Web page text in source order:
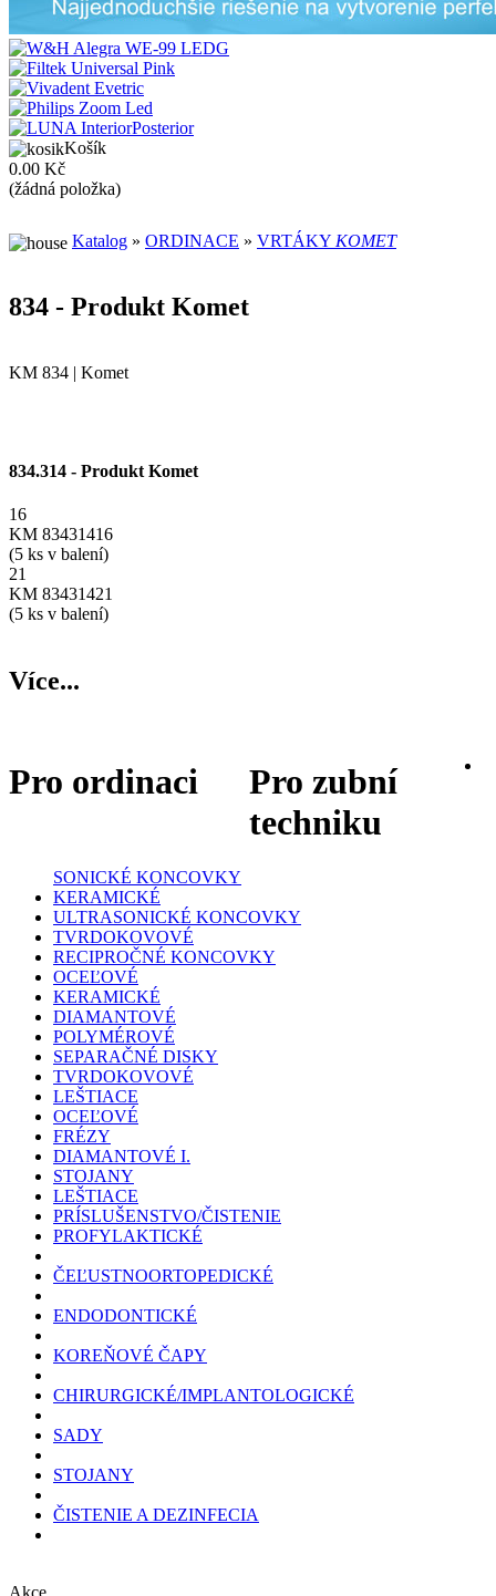
Košík
0.00 Kč
(žádná položka)
Katalog » ORDINACE » VRTÁKY KOMET
834 - Produkt Komet
KM 834 | Komet
834.314 - Produkt Komet
16
KM 83431416
(5 ks v balení)
21
KM 83431421
(5 ks v balení)
Více...
Pro ordinaci
Pro zubní
techniku
SONICKÉ KONCOVKY
KERAMICKÉ
ULTRASONICKÉ KONCOVKY
TVRDOKOVOVÉ
RECIPROČNÉ KONCOVKY
OCEĽOVÉ
KERAMICKÉ
DIAMANTOVÉ
POLYMÉROVÉ
SEPARAČNÉ DISKY
TVRDOKOVOVÉ
LEŠTIACE
OCEĽOVÉ
FRÉZY
DIAMANTOVÉ I.
STOJANY
LEŠTIACE
PRÍSLUŠENSTVO/ČISTENIE
PROFYLAKTICKÉ
ČEĽUSTNOORTOPEDICKÉ
ENDODONTICKÉ
KOREŇOVÉ ČAPY
CHIRURGICKÉ/IMPLANTOLOGICKÉ
SADY
STOJANY
ČISTENIE A DEZINFECIA
Akce